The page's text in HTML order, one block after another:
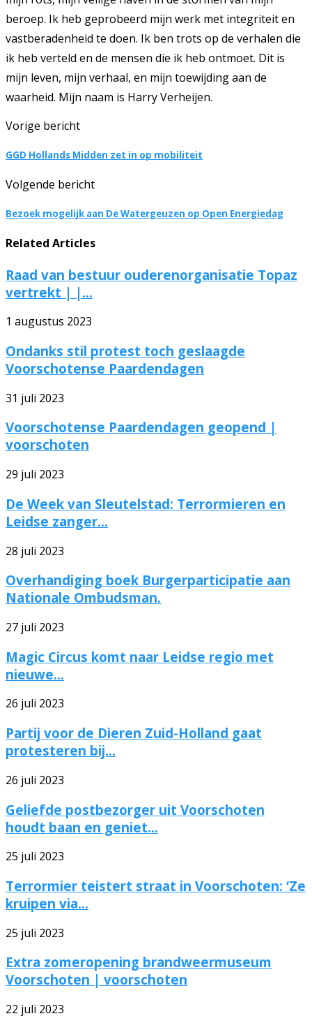
beroep. Ik heb geprobeerd mijn werk met integriteit en
vastberadenheid te doen. Ik ben trots op de verhalen die
ik heb verteld en de mensen die ik heb ontmoet. Dit is
mijn leven, mijn verhaal, en mijn toewijding aan de
waarheid. Mijn naam is Harry Verheijen.
Vorige bericht
GGD Hollands Midden zet in op mobiliteit
Volgende bericht
Bezoek mogelijk aan De Watergeuzen op Open Energiedag
Related Articles
Raad van bestuur ouderenorganisatie Topaz
vertrekt | |...
1 augustus 2023
Ondanks stil protest toch geslaagde
Voorschotense Paardendagen
31 juli 2023
Voorschotense Paardendagen geopend |
voorschoten
29 juli 2023
De Week van Sleutelstad: Terrormieren en
Leidse zanger...
28 juli 2023
Overhandiging boek Burgerparticipatie aan
Nationale Ombudsman.
27 juli 2023
Magic Circus komt naar Leidse regio met
nieuwe...
26 juli 2023
Partij voor de Dieren Zuid-Holland gaat
protesteren bij...
26 juli 2023
Geliefde postbezorger uit Voorschoten
houdt baan en geniet...
25 juli 2023
Terrormier teistert straat in Voorschoten: ‘Ze
kruipen via...
25 juli 2023
Extra zomeropening brandweermuseum
Voorschoten | voorschoten
22 juli 2023